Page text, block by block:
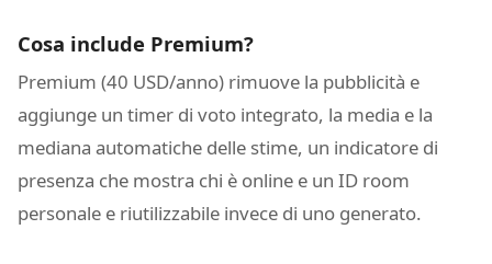
Cosa include Premium?
Premium (40 USD/anno) rimuove la pubblicità e
aggiunge un timer di voto integrato, la media e la
mediana automatiche delle stime, un indicatore di
presenza che mostra chi è online e un ID room
personale e riutilizzabile invece di uno generato.